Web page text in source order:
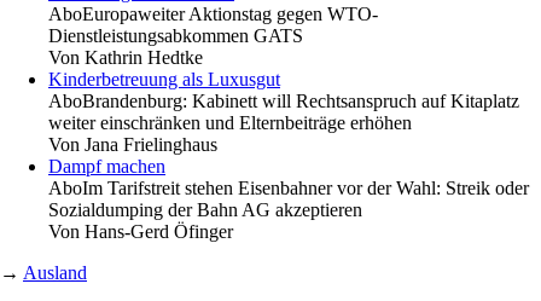
AboEuropaweiter Aktionstag gegen WTO-
Dienstleistungsabkommen GATS
Von Kathrin Hedtke
Kinderbetreuung als Luxusgut
AboBrandenburg: Kabinett will Rechtsanspruch auf Kitaplatz
weiter einschränken und Elternbeiträge erhöhen
Von Jana Frielinghaus
Dampf machen
AboIm Tarifstreit stehen Eisenbahner vor der Wahl: Streik oder
Sozialdumping der Bahn AG akzeptieren
Von Hans-Gerd Öfinger
→ Ausland